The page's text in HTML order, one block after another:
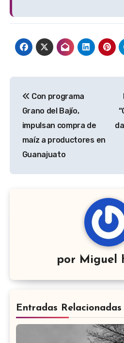
de
entradas
Con programa
Grano del Bajío,
impulsan compra de
maíz a productores en
Guanajuato
por Miguel
Entradas Relacionadas